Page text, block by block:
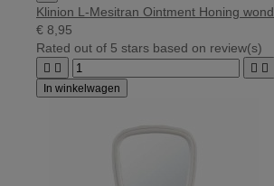
Klinion L-Mesitran Ointment Honing
€ 8,95
Rated out of 5 stars based on review(s)
   
In winkelwagen